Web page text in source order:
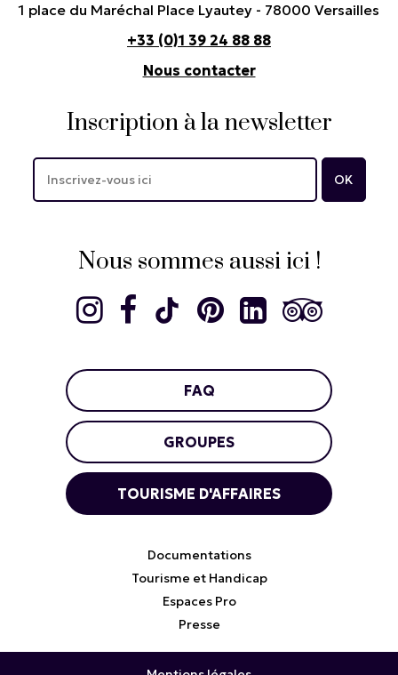
1 place du Maréchal Place Lyautey - 78000 Versailles
+33 (0)1 39 24 88 88
Nous contacter
Inscription à la newsletter
Nous sommes aussi ici !
FAQ
GROUPES
TOURISME D'AFFAIRES
Documentations
Tourisme et Handicap
Espaces Pro
Presse